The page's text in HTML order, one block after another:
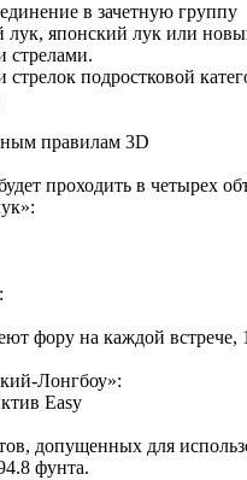
в зачетную группу
лук, японский лук или
стрелами.
подростковой
правилам 3D
проходить в четырех
фору на каждой встрече,
Лонгбоу»:
Easy
допущенных для
фунта.